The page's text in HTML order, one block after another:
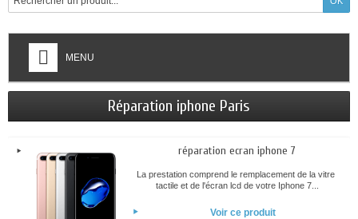
MENU
Réparation iphone Paris
réparation ecran iphone 7
La prestation comprend le remplacement de la vitre
tactile et de l'écran lcd de votre Iphone 7...
Voir ce produit